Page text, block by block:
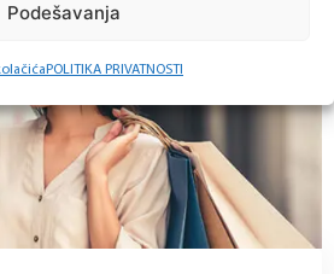
Podešavanja
POLITIKA PRIVATNOSTI